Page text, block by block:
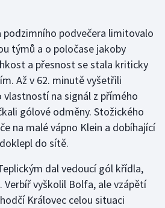
podzimního podvečera limitovalo
týmů a o poločase jakoby
a přesnost se stala kriticky
Až v 62. minutě vyšetřili
na signál z přímého
gólové odměny. Stožického
na malé vápno Klein a dobíhající
do sítě.
dal vedoucí gól křídla,
Verbíř vyškolil Bolfa, ale vzápětí
Královec celou situaci